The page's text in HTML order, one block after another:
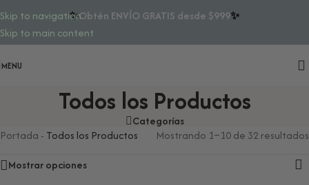
Skip to navigation
Skip to main content
✨Obtén ENVÍO GRATIS desde $999✨
MENU
Todos los Productos
Categorías
Portada - Todos los Productos Mostrando 1–10 de 32 resultados
Mostrar opciones